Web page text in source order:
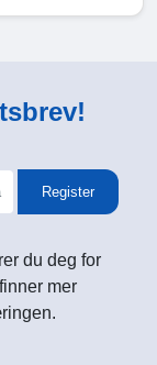
Register
du deg for
mer